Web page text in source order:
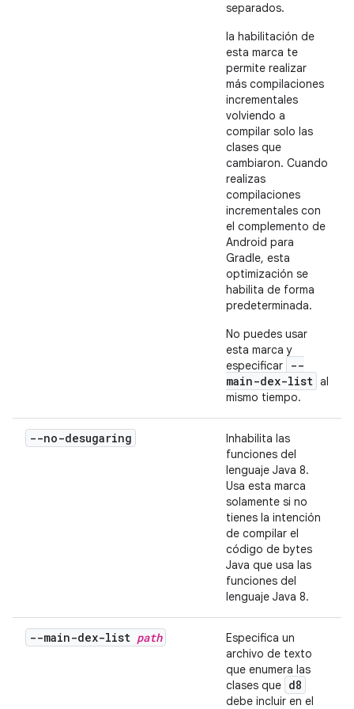
separados.
la habilitación de
esta marca te
permite realizar
más compilaciones
incrementales
volviendo a
compilar solo las
clases que
cambiaron. Cuando
realizas
compilaciones
incrementales con
el complemento de
Android para
Gradle, esta
optimización se
habilita de forma
predeterminada.
No puedes usar
esta marca y
especificar
--
main-dex-list al
mismo tiempo.
--no-desugaring
Inhabilita las
funciones del
lenguaje Java 8.
Usa esta marca
solamente si no
tienes la intención
de compilar el
código de bytes
Java que usa las
funciones del
lenguaje Java 8.
--main-dex-list path
Especifica un
archivo de texto
que enumera las
clases que d8
debe incluir en el